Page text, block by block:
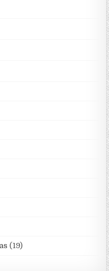
(19)